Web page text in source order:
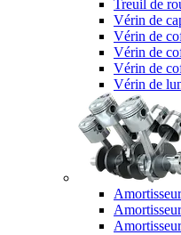
Treuil de
Vérin de
Vérin de
Vérin de
Vérin de
Vérin de